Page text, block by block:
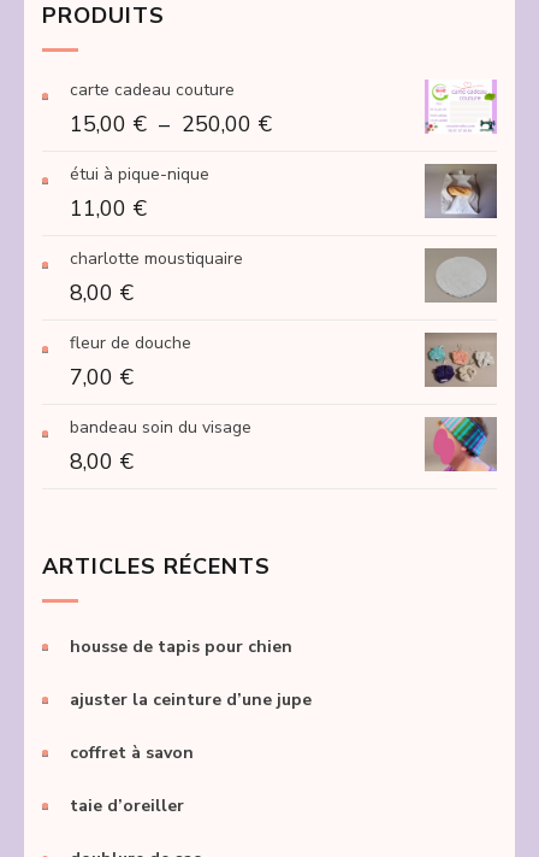
PRODUITS
carte cadeau couture
15,00 € – 250,00 €Plage
étui à pique-nique
11,00 €
charlotte moustiquaire
8,00 €
fleur de douche
7,00 €
bandeau soin du visage
8,00 €
ARTICLES RÉCENTS
housse de tapis pour chien
ajuster la ceinture d’une jupe
coffret à savon
taie d’oreiller